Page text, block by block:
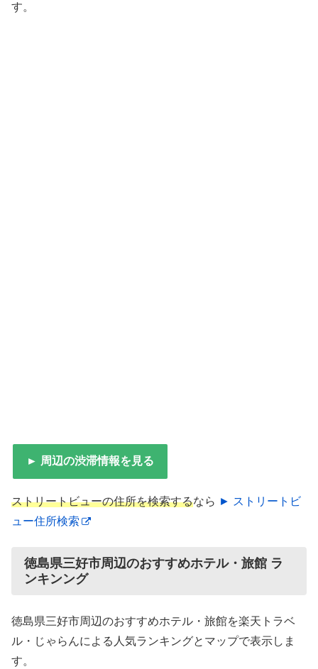
す。
► 周辺の渋滞情報を見る
ストリートビューの住所を検索するなら ► ストリートビ
ュー住所検索
徳島県三好市周辺のおすすめホテル・旅館 ラ
ンキンング
徳島県三好市周辺のおすすめホテル・旅館を楽天トラベ
ル・じゃらんによる人気ランキングとマップで表示しま
す。